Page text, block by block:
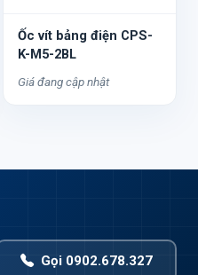
Ốc vít bảng điện CPS-
K-M5-2BL
Giá đang cập nhật
Gọi 0902.678.327